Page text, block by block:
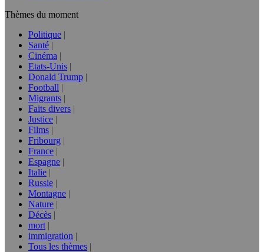
Thèmes du moment
Politique
Santé
Cinéma
Etats-Unis
Donald Trump
Football
Migrants
Faits divers
Justice
Films
Fribourg
France
Espagne
Italie
Russie
Montagne
Nature
Décès
mort
immigration
Tous les thèmes